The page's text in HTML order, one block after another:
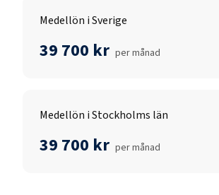
Medellön i Sverige
39 700 kr per månad
Medellön i Stockholms län
39 700 kr per månad